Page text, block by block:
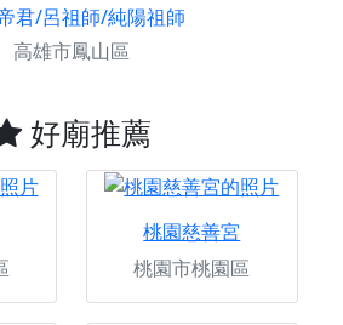
君/呂祖師/純陽祖師
高雄市鳳山區
好廟推薦
桃園慈善宮
桃園市桃園區